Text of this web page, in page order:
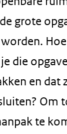
grote
die
en dat
Om
te